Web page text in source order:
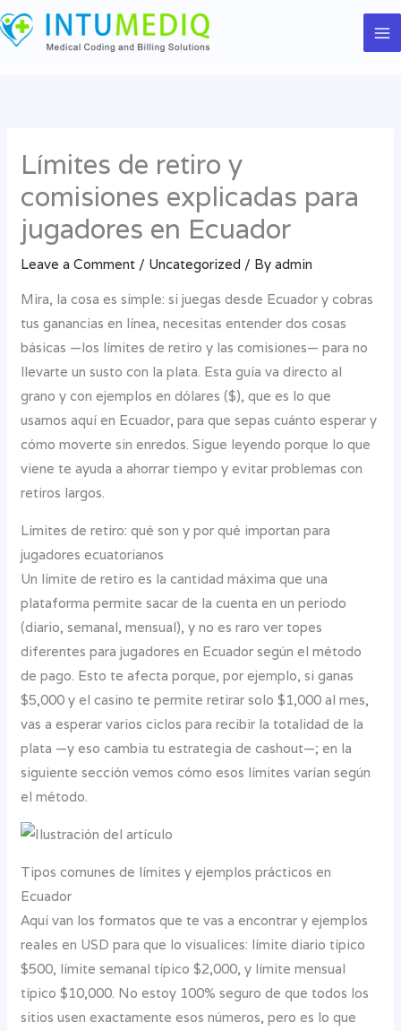
Skip
to
Límites de retiro y
comisiones explicadas para
jugadores en Ecuador
Leave a Comment / Uncategorized / Byadmin
Mira, la cosa es simple: si juegas desde Ecuador y cobras
tus ganancias en línea, necesitas entender dos cosas
básicas —los límites de retiro y las comisiones— para no
llevarte un susto con la plata. Esta guía va directo al
grano y con ejemplos en dólares ($), que es lo que
usamos aquí en Ecuador, para que sepas cuánto esperar y
cómo moverte sin enredos. Sigue leyendo porque lo que
viene te ayuda a ahorrar tiempo y evitar problemas con
retiros largos.
Límites de retiro: qué son y por qué importan para
jugadores ecuatorianos
Un límite de retiro es la cantidad máxima que una
plataforma permite sacar de la cuenta en un periodo
(diario, semanal, mensual), y no es raro ver topes
diferentes para jugadores en Ecuador según el método
de pago. Esto te afecta porque, por ejemplo, si ganas
$5,000 y el casino te permite retirar solo $1,000 al mes,
vas a esperar varios ciclos para recibir la totalidad de la
plata —y eso cambia tu estrategia de cashout—; en la
siguiente sección vemos cómo esos límites varían según
el método.
Tipos comunes de límites y ejemplos prácticos en
Ecuador
Aquí van los formatos que te vas a encontrar y ejemplos
reales en USD para que lo visualices: límite diario típico
$500, límite semanal típico $2,000, y límite mensual
típico $10,000. No estoy 100% seguro de que todos los
sitios usen exactamente esos números, pero es lo que